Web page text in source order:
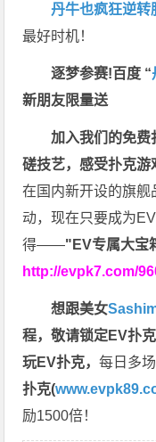
丹牛也疯狂逆转
最好时机！
逐梦参赛!百度 “
新朋友限量送
加入我们的免费
磋技艺，感受扑克游
在国内新开设的旗
动，现在只要成为
得——"EV专属大宝
http://evpk7.com/
想跟美女
程，敬请锁定EV扑
玩EV扑克，每日多
扑克(
励1500倍！